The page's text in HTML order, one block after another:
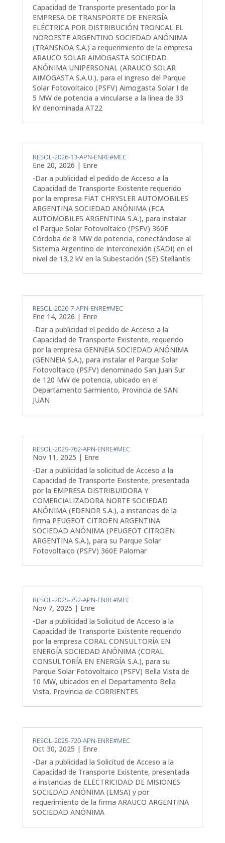
Capacidad de Transporte presentado por la
EMPRESA DE TRANSPORTE DE ENERGÍA
ELÉCTRICA POR DISTRIBUCIÓN TRONCAL EL
NOROESTE ARGENTINO SOCIEDAD ANÓNIMA
(TRANSNOA S.A.) a requerimiento de la empresa
ARAUCO SOLAR AIMOGASTA SOCIEDAD
ANÓNIMA UNIPERSONAL (ARAUCO SOLAR
AIMOGASTA S.A.U.), para el ingreso del Parque
Solar Fotovoltaico (PSFV) Aimogasta Solar I de
5 MW de potencia a vincularse a la línea de 33
kV denominada AT22
RESOL-2026-13-APN-ENRE#MEC
Ene 20, 2026 | Enre
-Dar a publicidad el pedido de Acceso a la
Capacidad de Transporte Existente requerido
por la empresa FIAT CHRYSLER AUTOMOBILES
ARGENTINA SOCIEDAD ANÓNIMA (FCA
AUTOMOBILES ARGENTINA S.A.), para instalar
el Parque Solar Fotovoltaico (PSFV) 360E
Córdoba de 8 MW de potencia, conectándose al
Sistema Argentino de Interconexión (SADI) en el
nivel de 13,2 kV en la Subestación (SE) Stellantis
RESOL-2026-7-APN-ENRE#MEC
Ene 14, 2026 | Enre
-Dar a publicidad el pedido de Acceso a la
Capacidad de Transporte Existente, requerido
por la empresa GENNEIA SOCIEDAD ANÓNIMA
(GENNEIA S.A.), para instalar el Parque Solar
Fotovoltaico (PSFV) denominado San Juan Sur
de 120 MW de potencia, ubicado en el
Departamento Sarmiento, Provincia de SAN
JUAN
RESOL-2025-762-APN-ENRE#MEC
Nov 11, 2025 | Enre
-Dar a publicidad la solicitud de Acceso a la
Capacidad de Transporte Existente, presentada
por la EMPRESA DISTRIBUIDORA Y
COMERCIALIZADORA NORTE SOCIEDAD
ANÓNIMA (EDENOR S.A.), a instancias de la
firma PEUGEOT CITROËN ARGENTINA
SOCIEDAD ANÓNIMA (PEUGEOT CITROËN
ARGENTINA S.A.), para su Parque Solar
Fotovoltaico (PSFV) 360E Palomar
RESOL-2025-752-APN-ENRE#MEC
Nov 7, 2025 | Enre
-Dar a publicidad la Solicitud de Acceso a la
Capacidad de Transporte Existente requerido
por la empresa CORAL CONSULTORÍA EN
ENERGÍA SOCIEDAD ANÓNIMA (CORAL
CONSULTORÍA EN ENERGÍA S.A.), para su
Parque Solar Fotovoltaico (PSFV) Bella Vista de
10 MW, ubicados en el Departamento Bella
Vista, Provincia de CORRIENTES
RESOL-2025-720-APN-ENRE#MEC
Oct 30, 2025 | Enre
-Dar a publicidad la Solicitud de Acceso a la
Capacidad de Transporte Existente, presentada
a instancias de ELECTRICIDAD DE MISIONES
SOCIEDAD ANÓNIMA (EMSA) y por
requerimiento de la firma ARAUCO ARGENTINA
SOCIEDAD ANÓNIMA